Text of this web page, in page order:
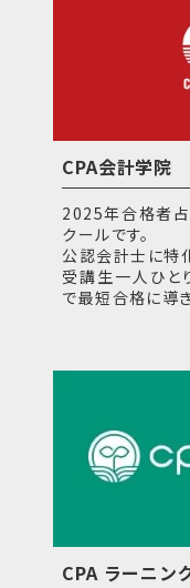
CPA会計学院
2025年合格者
クールです。
公認会計士に特
受講生一人ひと
で最短合格に導き
CPA ラーニン